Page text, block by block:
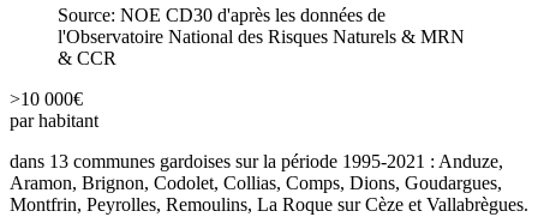
Source: NOE CD30 d'après les données de
l'Observatoire National des Risques Naturels & MRN
& CCR
>10 000€
par habitant
dans 13 communes gardoises sur la période 1995-2021 : Anduze,
Aramon, Brignon, Codolet, Collias, Comps, Dions, Goudargues,
Montfrin, Peyrolles, Remoulins, La Roque sur Cèze et Vallabrègues.